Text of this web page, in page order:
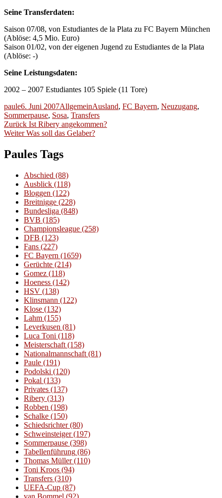
Seine Transferdaten:
Saison 07/08, von Estudiantes de la Plata zu FC Bayern München
(Ablöse: 4,5 Mio. Euro)
Saison 01/02, von der eigenen Jugend zu Estudiantes de la Plata
(Ablöse: -)
Seine Leistungsdaten:
2002 – 2007 Estudiantes 105 Spiele (11 Tore)
Autor
pauleVeröffentlicht
am
6. Juni 2007Kategorien
AllgemeinSchlagwörter
Ausland, FC Bayern, Neuzugang,
Sommerpause, Sosa, Transfers
Beitragsnavigation
Zurück Vorheriger
Beitrag:
Ist Ribery angekommen?
Weiter Nächster
Was soll das Gelaber?
Paules Tags
Abschied (88)
Ausblick (118)
Bloggen (122)
Breitnigge (228)
Bundesliga (848)
BVB (185)
Championsleague (258)
DFB (123)
Fans (227)
FC Bayern (1659)
Gerüchte (214)
Gomez (118)
Hoeness (142)
HSV (138)
Klinsmann (122)
Klose (132)
Lahm (155)
Leverkusen (81)
Luca Toni (118)
Meisterschaft (158)
Nationalmannschaft (81)
Paule (191)
Podolski (120)
Pokal (133)
Privates (137)
Ribery (313)
Robben (198)
Schalke (150)
Schiedsrichter(80)
Schweinsteiger(197)
Sommerpause (398)
Tabellenführung (86)
Thomas Müller(110)
Toni Kroos (94)
Transfers (310)
UEFA-Cup (87)
van Bommel (92)